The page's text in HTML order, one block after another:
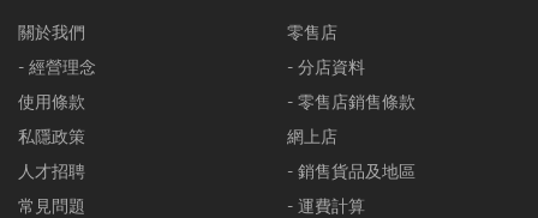
關於我們
- 經營理念
使用條款
私隱政策
人才招聘
常見問題
零售店
- 分店資料
- 零售店銷售條款
網上店
- 銷售貨品及地區
- 運費計算